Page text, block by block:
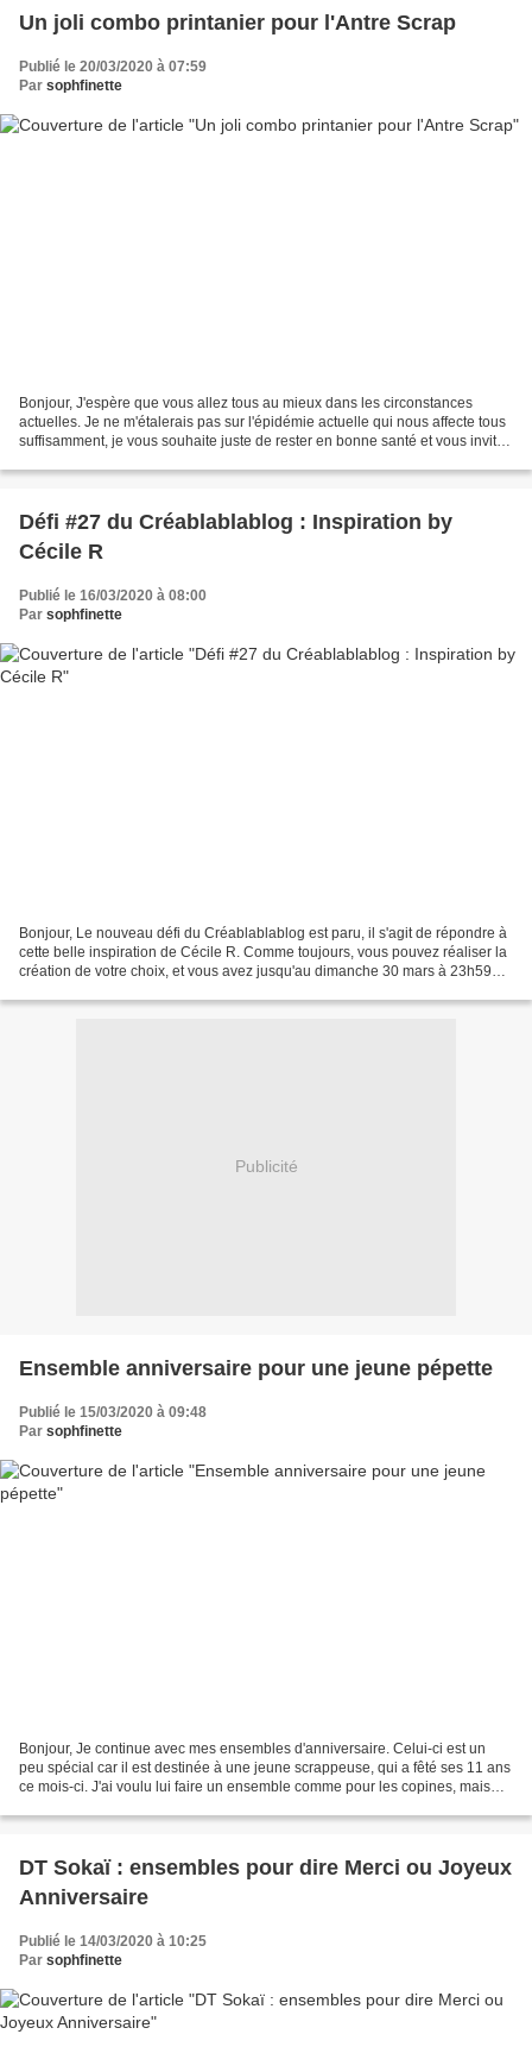
Un joli combo printanier pour l'Antre Scrap
Publié le 20/03/2020 à 07:59
Par sophfinette
Bonjour, J'espère que vous allez tous au mieux dans les circonstances
actuelles. Je ne m'étalerais pas sur l'épidémie actuelle qui nous affecte tous
suffisamment, je vous souhaite juste de rester en bonne santé et vous invite
Défi #27 du Créablablablog : Inspiration by
Cécile R
Publié le 16/03/2020 à 08:00
Par sophfinette
Bonjour, Le nouveau défi du Créablablablog est paru, il s'agit de répondre à
cette belle inspiration de Cécile R. Comme toujours, vous pouvez réaliser la
création de votre choix, et vous avez jusqu'au dimanche 30 mars à 23h59
Publicité
Ensemble anniversaire pour une jeune pépette
Publié le 15/03/2020 à 09:48
Par sophfinette
Bonjour, Je continue avec mes ensembles d'anniversaire. Celui-ci est un
peu spécial car il est destinée à une jeune scrappeuse, qui a fêté ses 11 ans
ce mois-ci. J'ai voulu lui faire un ensemble comme pour les copines, mais
DT Sokaï : ensembles pour dire Merci ou Joyeux
Anniversaire
Publié le 14/03/2020 à 10:25
Par sophfinette